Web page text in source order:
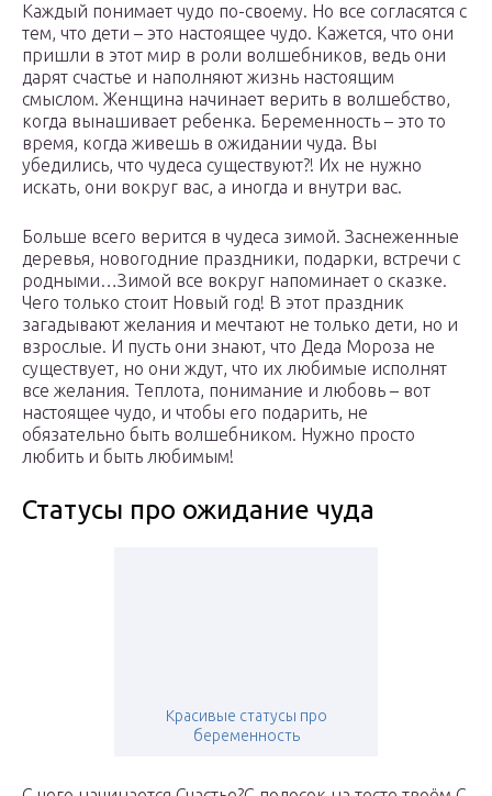
Каждый понимает чудо по-своему. Но все согласятся с
тем, что дети – это настоящее чудо. Кажется, что они
пришли в этот мир в роли волшебников, ведь они
дарят счастье и наполняют жизнь настоящим
смыслом. Женщина начинает верить в волшебство,
когда вынашивает ребенка. Беременность – это то
время, когда живешь в ожидании чуда. Вы
убедились, что чудеса существуют?! Их не нужно
искать, они вокруг вас, а иногда и внутри вас.
Больше всего верится в чудеса зимой. Заснеженные
деревья, новогодние праздники, подарки, встречи с
родными…Зимой все вокруг напоминает о сказке.
Чего только стоит Новый год! В этот праздник
загадывают желания и мечтают не только дети, но и
взрослые. И пусть они знают, что Деда Мороза не
существует, но они ждут, что их любимые исполнят
все желания. Теплота, понимание и любовь – вот
настоящее чудо, и чтобы его подарить, не
обязательно быть волшебником. Нужно просто
любить и быть любимым!
Статусы про ожидание чуда
Красивые статусы про
беременность